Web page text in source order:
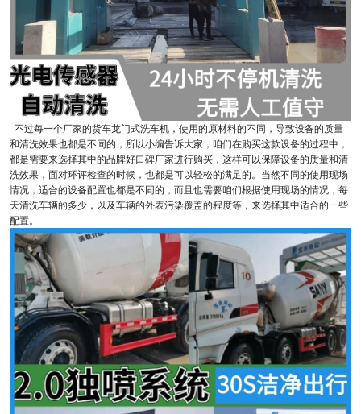
不过每一个厂家的货车龙门式洗车机，使用的原材料的不同，导致设备的质量
和清洗效果也都是不同的，所以小编告诉大家，咱们在购买这款设备的过程中，
都是需要来选择其中的品牌好口碑厂家进行购买，这样可以保障设备的质量和清
洗效果，面对环评检查的时候，也都是可以轻松的满足的。当然不同的使用现场
情况，适合的设备配置也都是不同的，而且也需要咱们根据使用现场的情况，每
天清洗车辆的多少，以及车辆的外表污染覆盖的程度等，来选择其中适合的一些
配置。